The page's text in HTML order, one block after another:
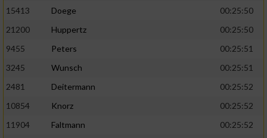
15413
Doege
00:25:50
21200
Huppertz
00:25:50
9455
Peters
00:25:51
3245
Wunsch
00:25:51
2481
Deitermann
00:25:52
10854
Knorz
00:25:52
11904
Faltmann
00:25:52
Speichern von oder Zugriff auf Informationen
auf einem Endgerät
von Werbeanzeigen
Werbung
personalisierter Werbung